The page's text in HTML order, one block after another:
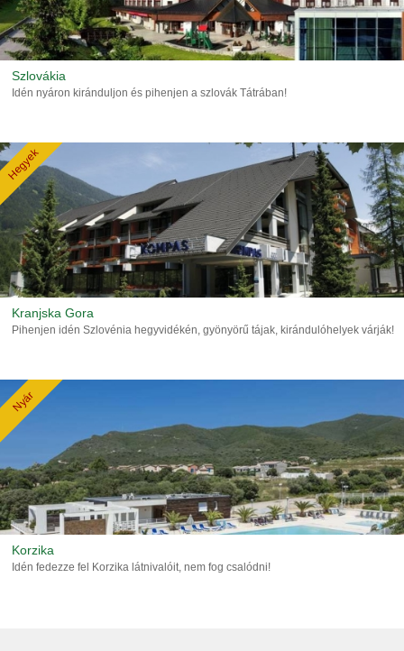
Szlovákia
Idén nyáron kiránduljon és pihenjen a szlovák Tátrában!
Hegyek
Kranjska Gora
Pihenjen idén Szlovénia hegyvidékén, gyönyörű tájak, kirándulóhelyek várják!
Nyár
Korzika
Idén fedezze fel Korzika látnivalóit, nem fog csalódni!